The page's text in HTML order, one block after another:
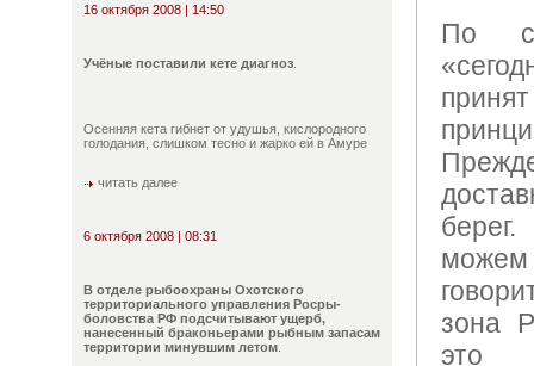
16 октября 2008 | 14:50
Учёные поставили кете диагноз
Осенняя кета гибнет от удушья, кислородного
голодания, слишком тесно и жарко ей в Амуре
читать далее
6 октября 2008 | 08:31
В отделе рыбоохраны Охотского
территориального управления Росры-
боловства РФ подсчитывают ущерб,
нанесенный браконьерами рыбным запасам
территории минувшим летом
По
зона